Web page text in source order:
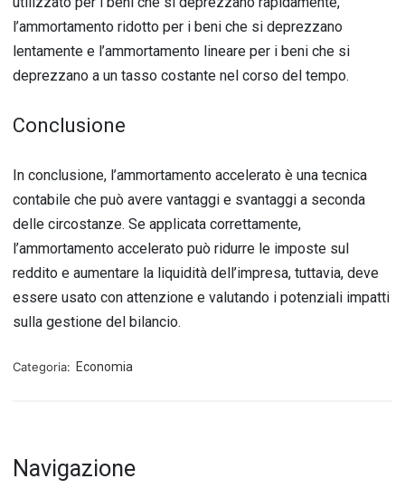
l’ammortamento ridotto per i beni che si deprezzano
lentamente e l’ammortamento lineare per i beni che si
deprezzano a un tasso costante nel corso del tempo.
Conclusione
In conclusione, l’ammortamento accelerato è una tecnica
contabile che può avere vantaggi e svantaggi a seconda
delle circostanze. Se applicata correttamente,
l’ammortamento accelerato può ridurre le imposte sul
reddito e aumentare la liquidità dell’impresa, tuttavia, deve
essere usato con attenzione e valutando i potenziali impatti
sulla gestione del bilancio.
Categoria: Economia
Navigazione